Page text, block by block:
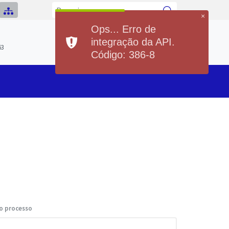
Previsão do Tempo
Hoje
Min21°Max36°
Sexta
Min 20°
processo
×
Ops... Erro de
integração da API.
Código: 386-8